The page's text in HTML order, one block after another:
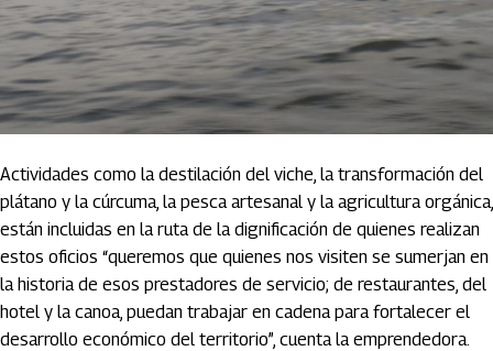
Actividades como la destilación del viche, la transformación del
plátano y la cúrcuma, la pesca artesanal y la agricultura orgánica,
están incluidas en la ruta de la dignificación de quienes realizan
estos oficios “queremos que quienes nos visiten se sumerjan en
la historia de esos prestadores de servicio; de restaurantes, del
hotel y la canoa, puedan trabajar en cadena para fortalecer el
desarrollo económico del territorio”, cuenta la emprendedora.